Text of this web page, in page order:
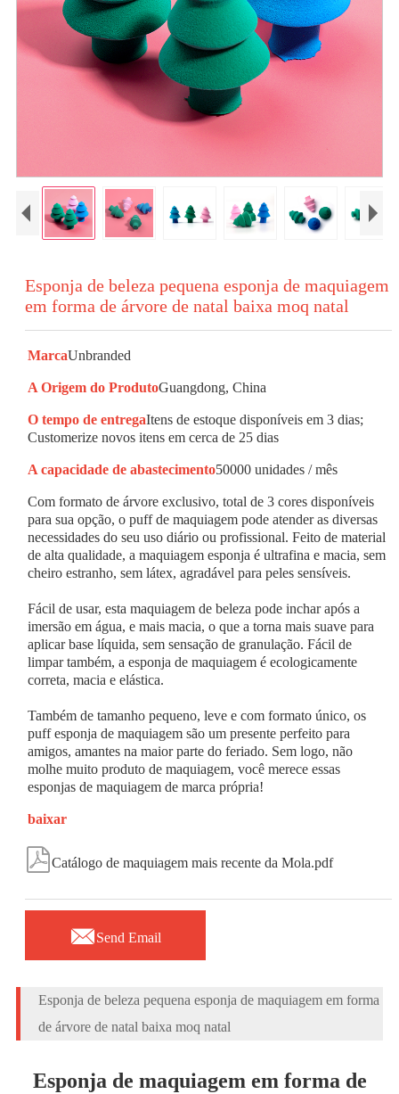
Esponja de beleza pequena esponja de maquiagem
em forma de árvore de natal baixa moq natal
MarcaUnbranded
A Origem do ProdutoGuangdong, China
O tempo de entregaItens de estoque disponíveis em 3 dias;
Customerize novos itens em cerca de 25 dias
A capacidade de abastecimento50000 unidades / mês
Com formato de árvore exclusivo, total de 3 cores disponíveis
para sua opção, o puff de maquiagem pode atender as diversas
necessidades do seu uso diário ou profissional. Feito de material
de alta qualidade, a maquiagem esponja é ultrafina e macia, sem
cheiro estranho, sem látex, agradável para peles sensíveis.
Fácil de usar, esta maquiagem de beleza pode inchar após a
imersão em água, e mais macia, o que a torna mais suave para
aplicar base líquida, sem sensação de granulação. Fácil de
limpar também, a esponja de maquiagem é ecologicamente
correta, macia e elástica.
Também de tamanho pequeno, leve e com formato único, os
puff esponja de maquiagem são um presente perfeito para
amigos, amantes na maior parte do feriado. Sem logo, não
molhe muito produto de maquiagem, você merece essas
esponjas de maquiagem de marca própria!
baixar
Catálogo de maquiagem mais recente da Mola.pdf
Send Email
Esponja de beleza pequena esponja de maquiagem em forma
de árvore de natal baixa moq natal
Esponja de maquiagem em forma de